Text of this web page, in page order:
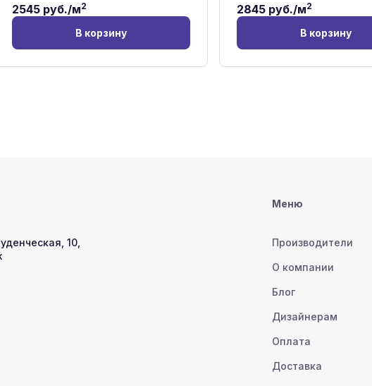
2545руб./м2
В корзину
2845 руб./м2
В корзину
10,
Меню
Производители
О компании
Блог
Дизайнерам
Оплата
Доставка